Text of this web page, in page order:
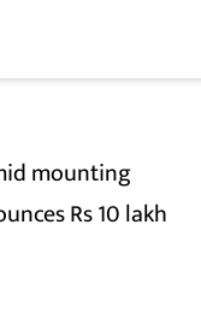
mounting
Rs 10 lakh